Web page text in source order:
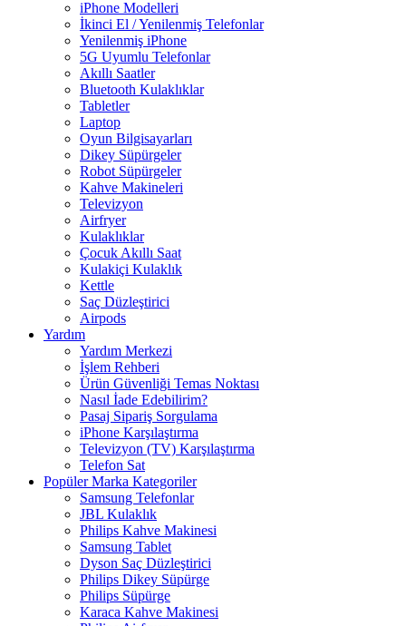
iPhone Modelleri
İkinci El / Yenilenmiş Telefonlar
Yenilenmiş iPhone
5G Uyumlu Telefonlar
Akıllı Saatler
Bluetooth Kulaklıklar
Tabletler
Laptop
Oyun Bilgisayarları
Dikey Süpürgeler
Robot Süpürgeler
Kahve Makineleri
Televizyon
Airfryer
Kulaklıklar
Çocuk Akıllı Saat
Kulakiçi Kulaklık
Kettle
Saç Düzleştirici
Airpods
Yardım
Yardım Merkezi
İşlem Rehberi
Ürün Güvenliği Temas Noktası
Nasıl İade Edebilirim?
Pasaj Sipariş Sorgulama
iPhone Karşılaştırma
Televizyon (TV) Karşılaştırma
Telefon Sat
Popüler Marka Kategoriler
Samsung Telefonlar
JBL Kulaklık
Philips Kahve Makinesi
Samsung Tablet
Dyson Saç Düzleştirici
Philips Dikey Süpürge
Philips Süpürge
Karaca Kahve Makinesi